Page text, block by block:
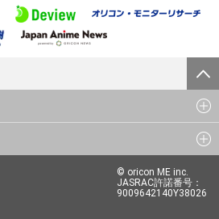
© oricon ME inc.
JASRAC許諾番号：
9009642140Y38026